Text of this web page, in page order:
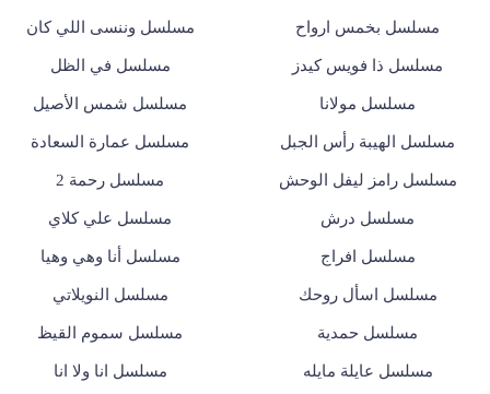
مسلسل بخمس ارواح مسلسل وننسى اللي كان
مسلسل ذا فويس كيدز مسلسل في الظل
مسلسل مولانا مسلسل شمس الأصيل
مسلسل الهيبة رأس الجبل مسلسل عمارة السعادة
مسلسل رامز ليفل الوحش مسلسل رحمة 2
مسلسل درش مسلسل علي كلاي
مسلسل افراج مسلسل أنا وهي وهيا
مسلسل اسأل روحك مسلسل النويلاتي
مسلسل حمدية مسلسل سموم القيظ
مسلسل عايلة مايله مسلسل انا ولا انا